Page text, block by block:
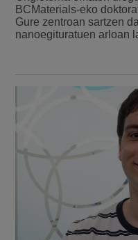
BCMaterials-eko
Gure zentroan sartzen
nanoegituratuen arloan